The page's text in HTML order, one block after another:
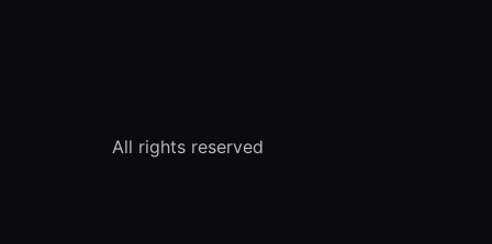
All rights reserved